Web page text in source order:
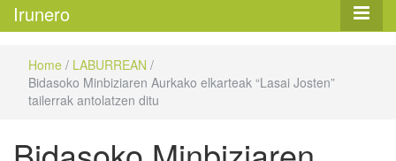
Irunero
Home / LABURREAN /
Bidasoko Minbiziaren Aurkako elkarteak “Lasai Josten”
tailerrak antolatzen ditu